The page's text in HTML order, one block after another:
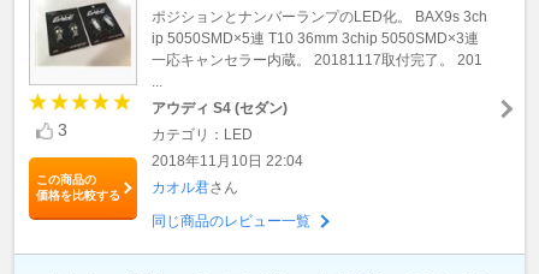
3
この商品の
価格を比較する
ポジションとナンバーランプのLED化。 BAX9s 3ch
ip 5050SMD×5連 T10 36mm 3chip 5050SMD×3連
一応キャンセラー内蔵。 20181117取付完了。 201
...
アウディ S4 (セダン)
カテゴリ：LED
2018年11月10日 22:04
カオル君さん
同じ商品のレビュー一覧